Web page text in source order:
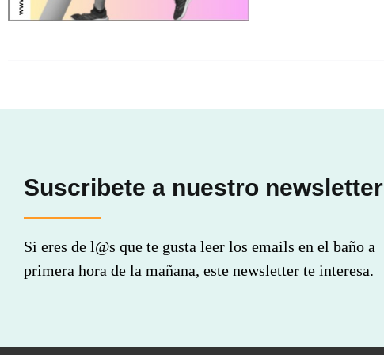
Suscribete a nuestro newsletter
Si eres de l@s que te gusta leer los emails en el baño a
primera hora de la mañana, este newsletter te interesa.